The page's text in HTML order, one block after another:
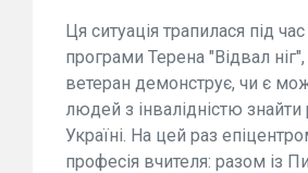
Ця ситуація трапилася під
програми Терена "Відвал ніг",
ветеран демонструє, чи є
людей з інвалідністю знайти
Україні. На цей раз
професія вчителя: разом із